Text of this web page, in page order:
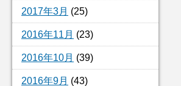
2017年3月 (25)
2016年11月 (23)
2016年10月 (39)
2016年9月 (43)